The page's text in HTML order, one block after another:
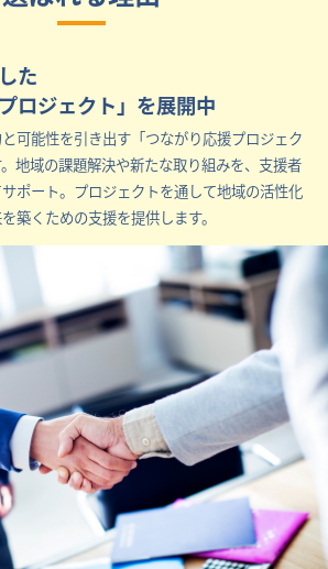
た
ロジェクト」を展開中
可能性を引き出す「つながり応援プロジェク
地域の課題解決や新たな取り組みを、支援者
ポート。プロジェクトを通して地域の活性化
築くための支援を提供します。